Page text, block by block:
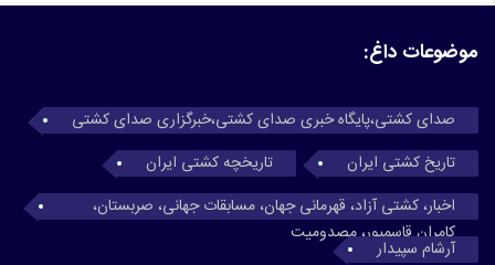
موضوعات داغ:
صدای کشتی،پایگاه خبری صدای کشتی،خبرگزاری صدای کشتی
تاریخ کشتی ایران
تاریخچه کشتی ایران
اخبار، کشتی آزاد، قهرمانی جهان، مسابقات جهانی، صربستان،
کامران قاسمپور، مصدومیت
آرشام سپیدار